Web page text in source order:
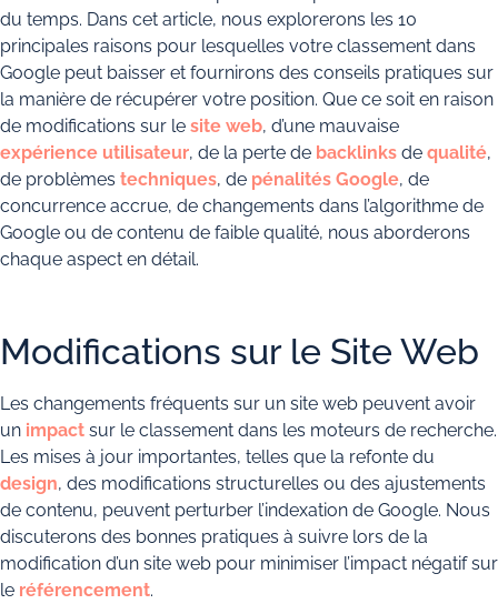
du temps. Dans cet article, nous explorerons les 10
principales raisons pour lesquelles votre classement dans
Google peut baisser et fournirons des conseils pratiques sur
la manière de récupérer votre position. Que ce soit en raison
de modifications sur le site web, d’une mauvaise
expérience utilisateur, de la perte de backlinks de qualité,
de problèmes techniques, de pénalités Google, de
concurrence accrue, de changements dans l’algorithme de
Google ou de contenu de faible qualité, nous aborderons
chaque aspect en détail.
Modifications sur le Site Web
Les changements fréquents sur un site web peuvent avoir
un impact sur le classement dans les moteurs de recherche.
Les mises à jour importantes, telles que la refonte du
design, des modifications structurelles ou des ajustements
de contenu, peuvent perturber l’indexation de Google. Nous
discuterons des bonnes pratiques à suivre lors de la
modification d’un site web pour minimiser l’impact négatif sur
le référencement.